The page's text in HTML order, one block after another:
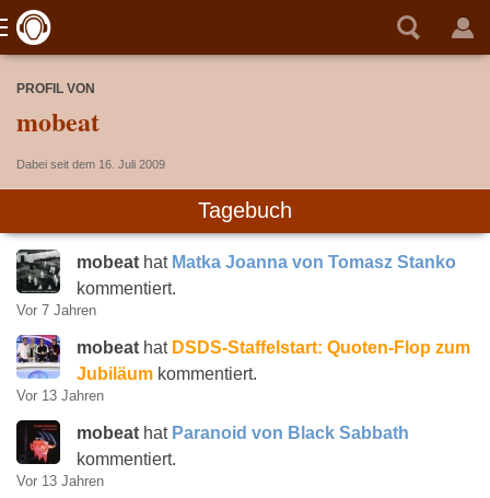
PROFIL VON
mobeat
Dabei seit dem 16. Juli 2009
Tagebuch
mobeat hat Matka Joanna von Tomasz Stanko
kommentiert.
Vor 7 Jahren
mobeat hat DSDS-Staffelstart: Quoten-Flop zum
Jubiläum kommentiert.
Vor 13 Jahren
mobeat hat Paranoid von Black Sabbath
kommentiert.
Vor 13 Jahren